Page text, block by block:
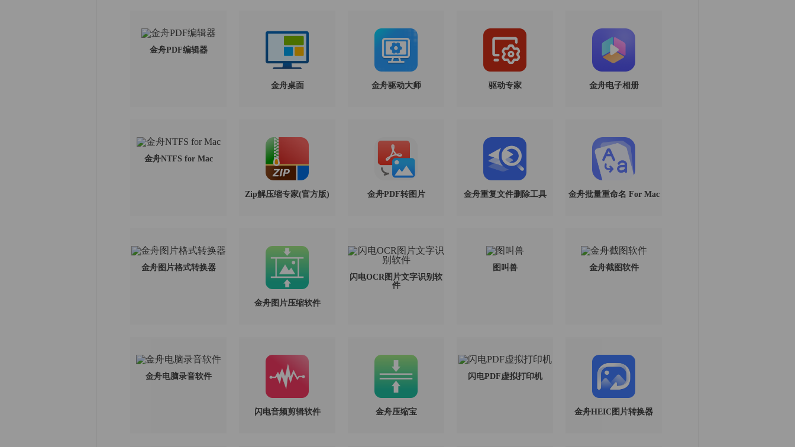
金舟PDF编辑器
金舟桌面 金舟驱动大师 驱动专家 金舟电子相册
金舟NTFS for Mac
Zip解压缩专家(官方版) 金舟PDF转图片 金舟重复文件删除工具 金舟批量重命名 For Mac
金舟图片格式转换器
金舟图片压缩软件
闪电OCR图片文字识别软
件
图叫兽 金舟截图软件
金舟电脑录音软件
闪电音频剪辑软件 金舟压缩宝
闪电PDF虚拟打印机
金舟HEIC图片转换器